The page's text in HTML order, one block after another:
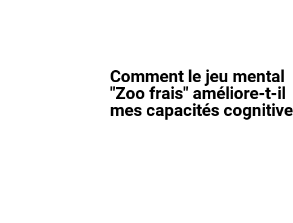
Comment le jeu mental
"Zoo frais" améliore-t-il
mes capacités